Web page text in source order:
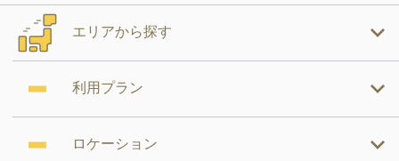
エリアから探す
利用プラン
ロケーション